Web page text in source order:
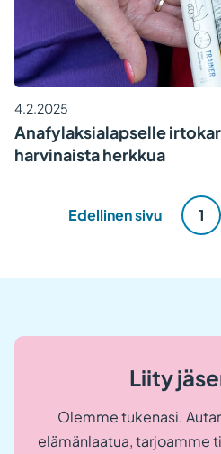
4.2.2025
Anafylaksialapselle
harvinaista herkkua
Edellinen sivu 1
Liity
Olemme tukenasi.
elämänlaatua, tarjoamme